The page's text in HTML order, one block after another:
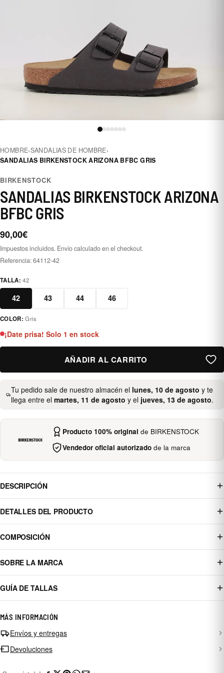
HOMBRE›SANDALIAS DE HOMBRE›
SANDALIAS BIRKENSTOCK ARIZONA BFBC GRIS
BIRKENSTOCK
SANDALIAS BIRKENSTOCK ARIZONA
BFBC GRIS
90,00€
Impuestos incluidos. Envío calculado en el checkout.
Referencia:64112-42
TALLA:42
42 43 44 46
gris
COLOR:Gris
¡Date prisa! Solo 1 en stock
AÑADIR AL CARRITO
Tu pedido sale de nuestro almacén el lunes, 10 de agosto y te
llega entre elmartes, 11 de agosto y el jueves, 13 de agosto.
Producto 100% original de BIRKENSTOCK
Vendedor oficial autorizadode la marca
DESCRIPCIÓN
DETALLES DEL PRODUCTO
COMPOSICIÓN
SOBRE LA MARCA
GUÍA DE TALLAS
MÁS INFORMACIÓN
Envíos y entregas
Devoluciones